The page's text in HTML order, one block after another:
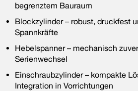
begrenztem Bauraum
Blockzylinder – robust, druckfest
Spannkräfte
Hebelspanner – mechanisch
Serienwechsel
Einschraubzylinder – kompakte
Integration in Vorrichtungen